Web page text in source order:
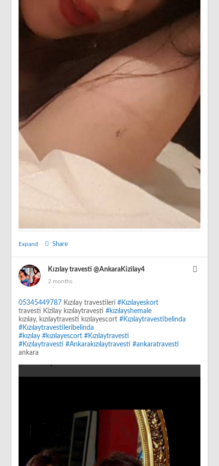
Expand Share
Kızılay travesti@AnkaraKizilay4
2 months
05345449787 Kızılay travestileri#Kızılayeskort
travesti Kizilay kızılaytravesti#kızılayshemale
kızılay, kızılaytravesti kızılayescort#Kızılaytravestibelinda
#Kızılaytravestileribelinda
#kızılay #kızılayescort #Kızılaytravesti
#Kızılaytravesti #Ankarakızılaytravesti #ankaratravesti
ankara